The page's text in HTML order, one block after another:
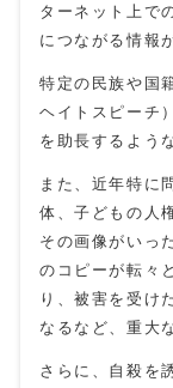
ターネット上で
につながる情報
特定の民族や国
ヘイトスピーチ
を助長するよう
また、近年特に
体、子どもの人
その画像がいっ
のコピーが転々
り、被害を受け
なるなど、重大
さらに、自殺を